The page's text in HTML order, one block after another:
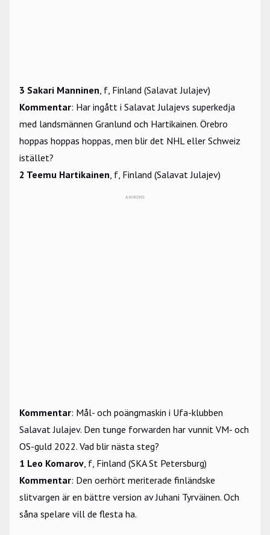
3 Sakari Manninen, f, Finland (Salavat Julajev)
Kommentar: Har ingått i Salavat Julajevs superkedja
med landsmännen Granlund och Hartikainen. Örebro
hoppas hoppas hoppas, men blir det NHL eller Schweiz
istället?
2 Teemu Hartikainen, f, Finland (Salavat Julajev)
ANNONS
Kommentar: Mål- och poängmaskin i Ufa-klubben
Salavat Julajev. Den tunge forwarden har vunnit VM- och
OS-guld 2022. Vad blir nästa steg?
1 Leo Komarov, f, Finland (SKA St Petersburg)
Kommentar: Den oerhört meriterade finländske
slitvargen är en bättre version av Juhani Tyrväinen. Och
såna spelare vill de flesta ha.